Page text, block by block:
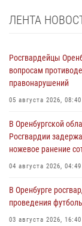
ЛЕНТА
Росгвардейцы
вопросам
правонарушений
05 августа 2026, 08:40
В Оренбургской
Росгвардии
ножевое ранение
04 августа 2026, 04:49
В Оренбурге
проведения
03 августа 2026, 16:40